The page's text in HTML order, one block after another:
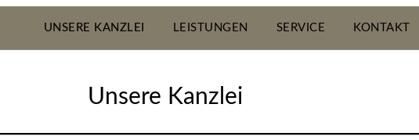
UNSERE KANZLEI LEISTUNGEN SERVICE KONTAKT
Unsere Kanzlei